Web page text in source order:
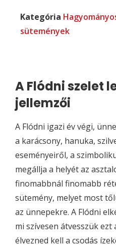
Kategória
sütemények
A Flódni szelet
jellemzői
A Flódni igazi év végi,
a karácsony, hanuka,
eseményeiről, a
megállja a helyét az
finomabbnál finomabb
sütemény, melyet most
az ünnepekre. A Flódni
mi szívesen átvesszük
élvezned kell a csodás